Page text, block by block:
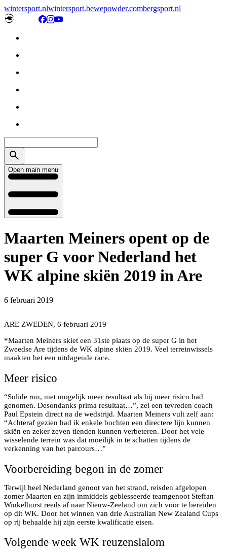
wintersport.nlwintersport.bewepowder.combergsport.nl
Open main menu
Maarten Meiners opent op de
super G voor Nederland het
WK alpine skiën 2019 in Are
6 februari 2019
ARE ZWEDEN, 6 februari 2019
*Maarten Meiners skiet een 31ste plaats op de super G in het
Zweedse Are tijdens de WK alpine skiën 2019. Veel terreinwissels
maakten het een uitdagende race.
Meer risico
“Solide run, met mogelijk meer resultaat als hij meer risico had
genomen. Desondanks prima resultaat…”, zei een tevreden coach
Paul Epstein direct na de wedstrijd. Maarten Meiners vult zelf aan:
“Achteraf gezien had ik enkele bochten een directere lijn kunnen
skiën en zeker zeven tienden kunnen verbeteren. Door het vele
wisselende terrein was dat moeilijk in te schatten tijdens de
verkenning van het parcours…”
Voorbereiding begon in de zomer
Terwijl heel Nederland genoot van het strand, reisden afgelopen
zomer Maarten en zijn inmiddels geblesseerde teamgenoot Steffan
Winkelhorst reeds af naar Nieuw-Zeeland om zich voor te bereiden
op dit WK. Door het winnen van drie Australian New Zealand Cups
op rij behaalde hij zijn eerste kwalificatie eisen.
Volgende week WK reuzenslalom